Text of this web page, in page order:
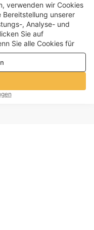
verwenden wir Cookies
unserer
, Analyse- und
Sie auf
Sie alle Cookies für
zulassen oder
finden Sie in unserer